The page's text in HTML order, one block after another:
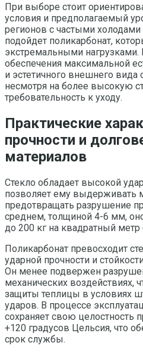
При выборе стоит
условия и предполагаемый
регионов с частыми
подойдет поликарбонат,
экстремальными нагрузками.
обеспечения максимальной
и эстетичного внешнего вида
несмотря на более высокую
требовательность к уходу.
Практические
прочности и
материалов
Стекло обладает высокой
позволяет ему выдерживать
предотвращать разрушение
среднем, толщиной 4-6 мм,
до 200 кг на квадратный
Поликарбонат превосходит
ударной прочности и
Он менее подвержен
механических воздействиях,
защиты теплицы в условиях
ударов. В процессе
сохраняет свою целостность
+120 градусов Цельсия, что
срок службы.